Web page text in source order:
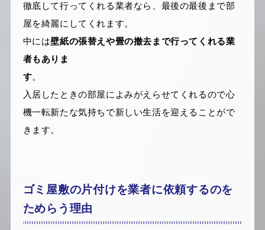
徹底して行ってくれる業者なら、最後の最後まで部
屋を綺麗にしてくれます。
中には壁紙の張替えや畳の撤去まで行ってくれる業
者もありま
す
入居したときの部屋によみがえらせてくれるので心
機一転新たな気持ちで新しい生活を迎えることがで
きます。
ゴミ屋敷の片付けを業者に依頼するのを
ためらう理由